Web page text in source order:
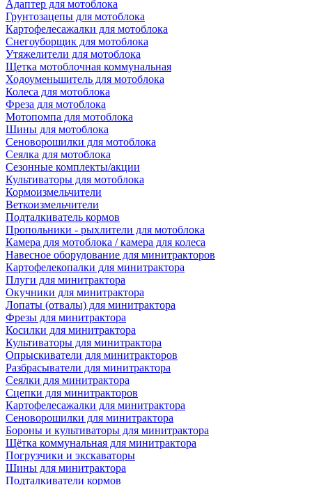
Адаптер для мотоблока
Грунтозацепы для мотоблока
Картофелесажалки для мотоблока
Снегоуборщик для мотоблока
Утяжелители для мотоблока
Щетка мотоблочная коммунальная
Ходоуменьшитель для мотоблока
Колеса для мотоблока
Фреза для мотоблока
Мотопомпа для мотоблока
Шины для мотоблока
Сеноворошилки для мотоблока
Сеялка для мотоблока
Сезонные комплекты/акции
Культиваторы для мотоблока
Кормоизмельчители
Веткоизмельчители
Подталкиватель кормов
Пропольники - рыхлители для мотоблока
Камера для мотоблока / камера для колеса
Навесное оборудование для минитракторов
Картофелекопалки для минитрактора
Плуги для минитрактора
Окучники для минитрактора
Лопаты (отвалы) для минитрактора
Фрезы для минитрактора
Косилки для минитрактора
Культиваторы для минитрактора
Опрыскиватели для минитракторов
Разбрасыватели для минитрактора
Сеялки для минитрактора
Сцепки для минитракторов
Картофелесажалки для минитрактора
Сеноворошилки для минитрактора
Бороны и культиваторы для минитрактора
Щётка коммунальная для минитрактора
Погрузчики и экскаваторы
Шины для минитрактора
Подталкиватели кормов